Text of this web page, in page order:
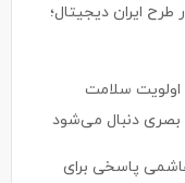
متخصص در طرح ایران دیجیتال؛
اولویت سلامت
بصری دنبال می‌شود
هاشمی پاسخی برای